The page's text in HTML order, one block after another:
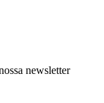
newsletter